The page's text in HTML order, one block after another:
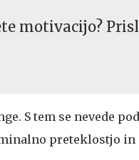
motivacijo?
S tem se nevede
preteklostjo in